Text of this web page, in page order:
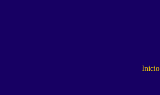
Inicio